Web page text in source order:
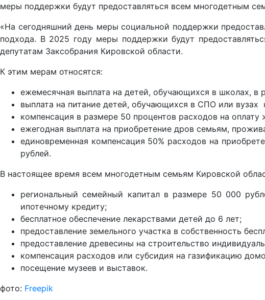
меры поддержки будут предоставляться всем многодетным
«На сегодняшний день меры социальной поддержки
подхода. В 2025 году меры поддержки будут
депутатам Заксобрания Кировской области.
К этим мерам относятся:
ежемесячная выплата на детей, обучающихся в школах, в
выплата на питание детей, обучающихся в СПО или вузах
компенсация в размере 50 процентов расходов на
ежегодная выплата на приобретение дров семьям,
единовременная компенсация 50% расходов на
рублей.
В настоящее время всем многодетным семьям Кировской
региональный семейный капитал в размере 50 000
ипотечному кредиту;
бесплатное обеспечение лекарствами детей до 6 лет;
предоставление земельного участка в собственность
предоставление древесины на строительство
компенсация расходов или субсидия на газификацию
посещение музеев и выставок.
фото: Freepik